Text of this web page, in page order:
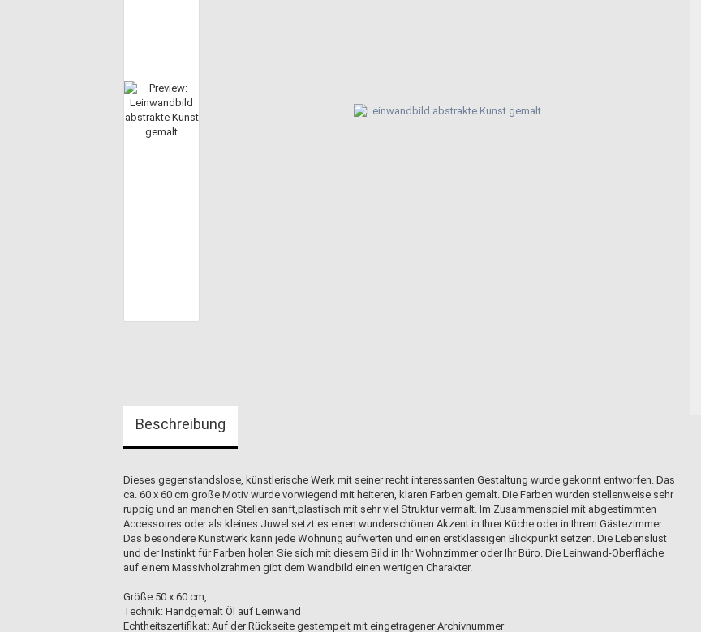
Beschreibung
Dieses gegenstandslose, künstlerische Werk mit seiner recht interessanten Gestaltung wurde gekonnt entworfen. Das
ca. 60 x 60 cm große Motiv wurde vorwiegend mit heiteren, klaren Farben gemalt. Die Farben wurden stellenweise sehr
ruppig und an manchen Stellen sanft,plastisch mit sehr viel Struktur vermalt. Im Zusammenspiel mit abgestimmten
Accessoires oder als kleines Juwel setzt es einen wunderschönen Akzent in Ihrer Küche oder in Ihrem Gästezimmer.
Das besondere Kunstwerk kann jede Wohnung aufwerten und einen erstklassigen Blickpunkt setzen. Die Lebenslust
und der Instinkt für Farben holen Sie sich mit diesem Bild in Ihr Wohnzimmer oder Ihr Büro. Die Leinwand-Oberfläche
auf einem Massivholzrahmen gibt dem Wandbild einen wertigen Charakter.
Größe:50 x 60 cm,
Technik: Handgemalt Öl auf Leinwand
Echtheitszertifikat: Auf der Rückseite gestempelt mit eingetragener Archivnummer